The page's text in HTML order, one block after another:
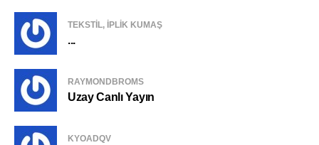
TEKSTIL, IPLIK KUMAŞ
...
RAYMONDBROMS
Uzay Canlı Yayın
KYOADQV